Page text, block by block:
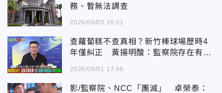
務、暫無法調查
2026/08/03 20:51
查蘿蔔糕不查真相？新竹棒球場歷時4
年僅糾正 黃揚明酸：監察院存在有何
2026/08/01 17:46
影/監察院、NCC「團滅」 卓榮泰：